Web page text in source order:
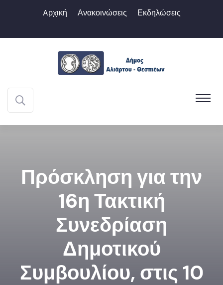
Aρχική Ανακοινώσεις Εκδηλώσεις
Πρόσκληση για την
16η Τακτική
Συνεδρίαση
Δημοτικού
Συμβουλίου, στις 10